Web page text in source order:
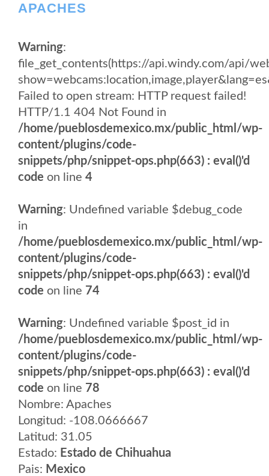
APACHES
Warning:
file_get_contents(https://api.windy.com/api/
Failed to open stream: HTTP request failed!
HTTP/1.1 404 Not Found in
/home/pueblosdemexico.mx/public_html/wp-
content/plugins/code-
snippets/php/snippet-ops.php(663) : eval()'d
code on line 4
Warning: Undefined variable $debug_code
in
/home/pueblosdemexico.mx/public_html/wp-
content/plugins/code-
snippets/php/snippet-ops.php(663) : eval()'d
code on line 74
Warning: Undefined variable $post_id in
/home/pueblosdemexico.mx/public_html/wp-
content/plugins/code-
snippets/php/snippet-ops.php(663) : eval()'d
code on line 78
Nombre: Apaches
Longitud: -108.0666667
Latitud: 31.05
Estado: Estado de Chihuahua
Pais: Mexico